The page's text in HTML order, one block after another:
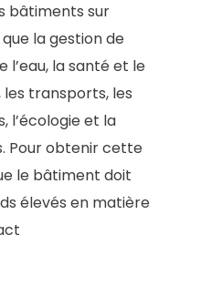
bâtiments sur
la gestion de
l’eau, la santé et le
transports, les
l’écologie et la
Pour obtenir cette
le bâtiment doit
élevés en matière